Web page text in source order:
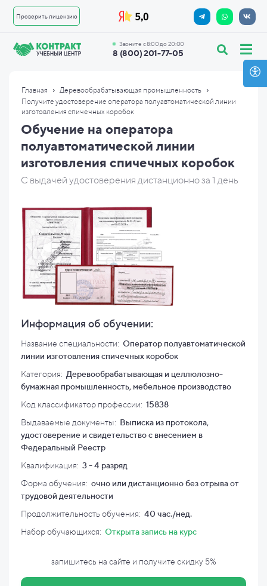
Проверить лицензию
8 (800) 201-77-05
Звоните с 8:00 до 20:00
Главная › Деревообрабатывающая промышленность ›
Получите удостоверение оператора полуавтоматической линии
изготовления спичечных коробок
Обучение на оператора
полуавтоматической линии
изготовления спичечных коробок
С выдачей удостоверения дистанционно за 1 день
Информация об обучении:
Название специальности: Оператор полуавтоматической
линии изготовления спичечных коробок
Категория: Деревообрабатывающая и целлюлозно-
бумажная промышленность, мебельное производство
Код классификатор профессии: 15838
Выдаваемые документы: Выписка из протокола,
удостоверение и свидетельство с внесением в
Федеральный Реестр
Квалификация: 3 - 4 разряд
Форма обучения: очно или дистанционно без отрыва от
трудовой деятельности
Продолжительность обучения: 40 час./нед.
Набор обучающихся: Открыта запись на курс
запишитесь на сайте и получите скидку 5%